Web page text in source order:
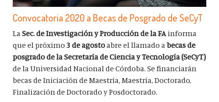
Convocatoria 2020 a Becas de Posgrado de SeCyT
LaSec. de Investigación y Producción de la FAinforma
que el próximo3 de agostoabre el llamado abecas de
posgrado de la Secretaría de Ciencia y Tecnología (SeCyT)
de la Universidad Nacional de Córdoba. Se financiarán
becas de Iniciación de Maestría, Maestría, Doctorado,
Finalización de Doctorado y Posdoctorado.